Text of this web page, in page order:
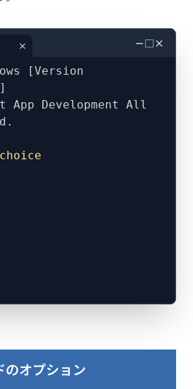
－□×
[Version
App Development All
choice
のオプション